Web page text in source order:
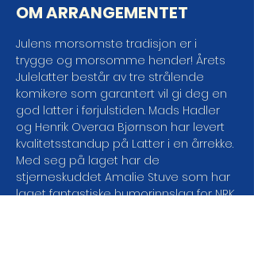
OM ARRANGEMENTET
Julens morsomste tradisjon er i
trygge og morsomme hender! Årets
Julelatter består av tre strålende
komikere som garantert vil gi deg en
god latter i førjulstiden. Mads Hadler
og Henrik Overaa Bjørnson har levert
kvalitetsstandup på Latter i en årrekke.
Med seg på laget har de
stjerneskuddet Amalie Stuve som har
laget fantastiske humorinnslag for NRK